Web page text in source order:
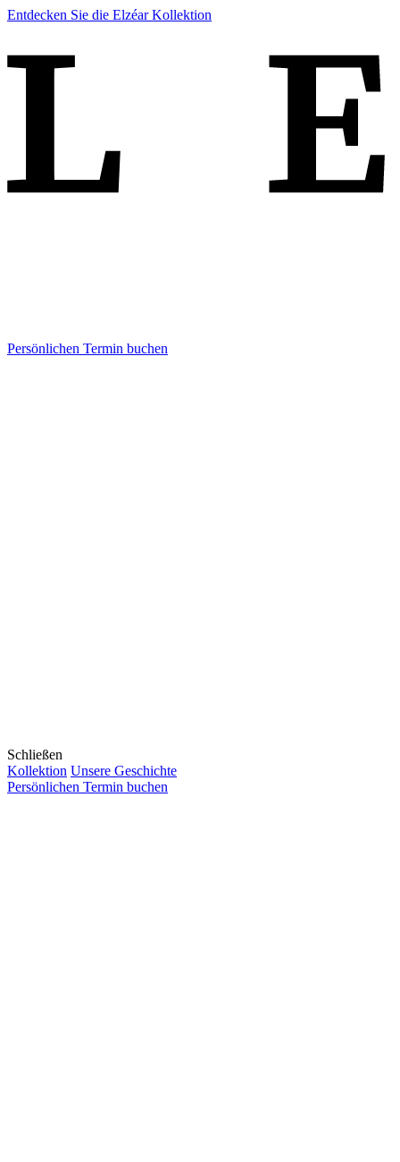
Entdecken Sie die Elzéar Kollektion
Persönlichen Termin buchen
Schließen
Kollektion Unsere Geschichte
Persönlichen Termin buchen